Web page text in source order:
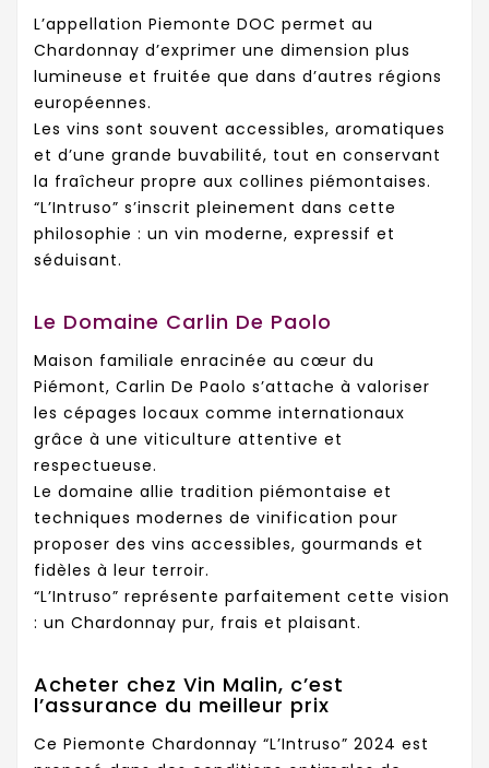
L’appellation Piemonte DOC permet au
Chardonnay d’exprimer une dimension plus
lumineuse et fruitée que dans d’autres régions
européennes.
Les vins sont souvent accessibles, aromatiques
et d’une grande buvabilité, tout en conservant
la fraîcheur propre aux collines piémontaises.
“L’Intruso” s’inscrit pleinement dans cette
philosophie : un vin moderne, expressif et
séduisant.
Le Domaine Carlin De Paolo
Maison familiale enracinée au cœur du
Piémont, Carlin De Paolo s’attache à valoriser
les cépages locaux comme internationaux
grâce à une viticulture attentive et
respectueuse.
Le domaine allie tradition piémontaise et
techniques modernes de vinification pour
proposer des vins accessibles, gourmands et
fidèles à leur terroir.
“L’Intruso” représente parfaitement cette vision
: un Chardonnay pur, frais et plaisant.
Acheter chez Vin Malin, c’est
l’assurance du meilleur prix
Ce Piemonte Chardonnay “L’Intruso” 2024 est